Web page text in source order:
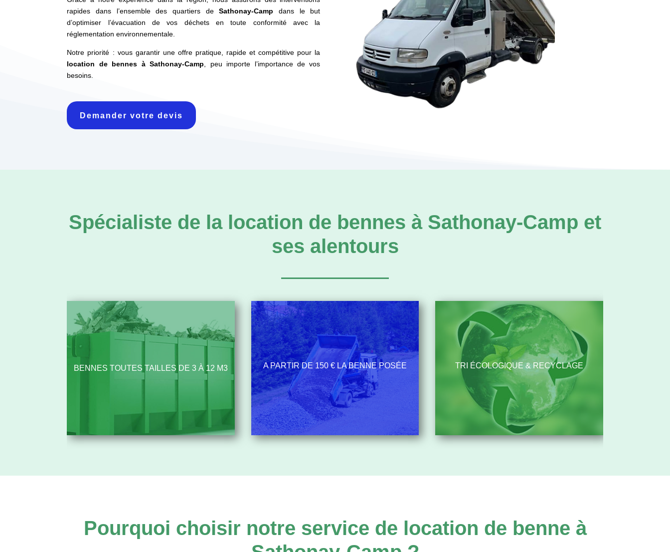
rapides dans l’ensemble des quartiers deSathonay-Camp dans le but
d’optimiser l’évacuation de vos déchets en toute conformité avec la
réglementation environnementale.
Notre priorité : vous garantir une offre pratique, rapide et compétitive pour la
location de bennes à Sathonay-Camp , peu importe l’importance de vos
besoins.
Demander votre devis
Spécialiste de la location de bennes à Sathonay-Camp et
ses alentours
BENNES TOUTES TAILLES DE 3 À 12 M3 A PARTIR DE 150 € LA BENNE POSÉE TRI ÉCOLOGIQUE & RECYCLAGE
Pourquoi choisir notre service de location de benne à